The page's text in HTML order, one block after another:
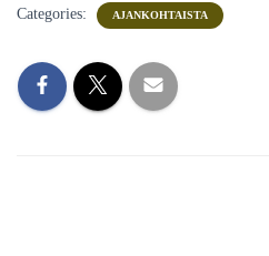
Categories: AJANKOHTAISTA